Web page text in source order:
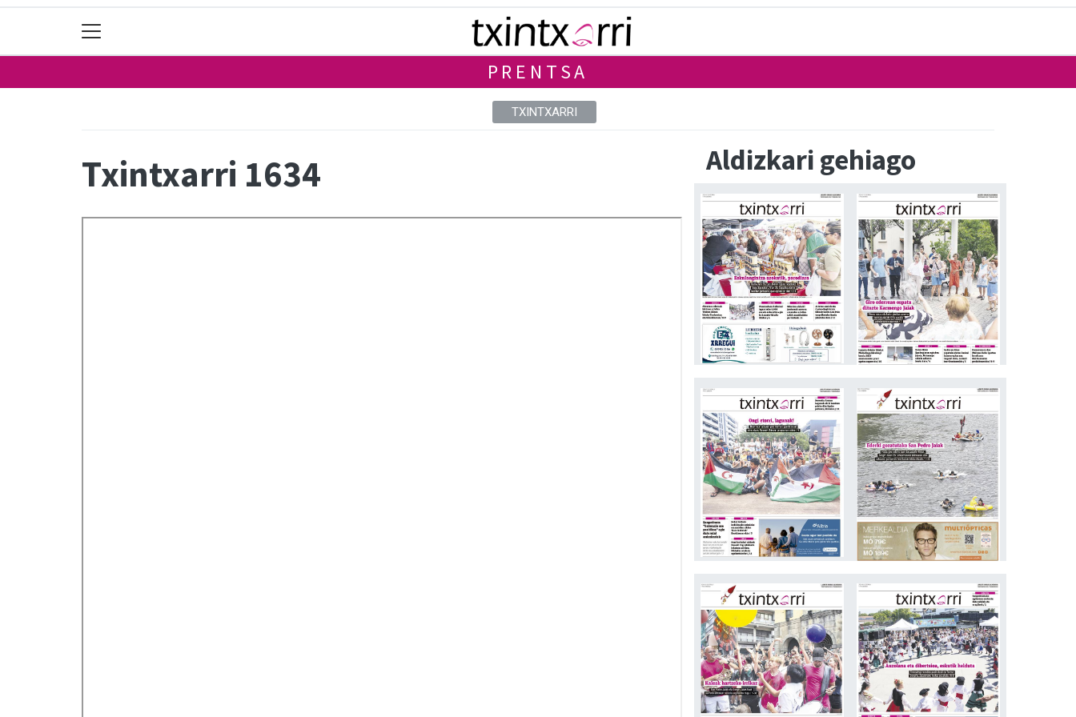
PRENTSA
TXINTXARRI
Txintxarri 1634 Aldizkari gehiago